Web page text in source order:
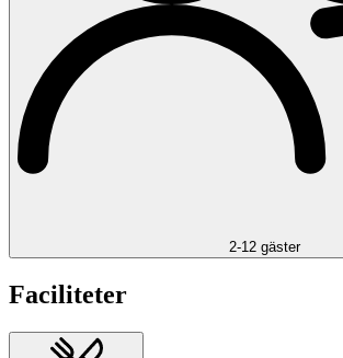
2-12 gäster
Faciliteter